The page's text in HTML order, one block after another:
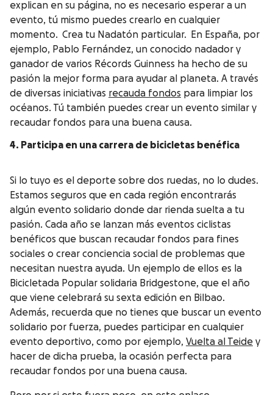
explican en su página, no es necesario esperar a un
evento, tú mismo puedes crearlo en cualquier
momento. Crea tu Nadatón particular. En España, por
ejemplo, Pablo Fernández, un conocido nadador y
ganador de varios Récords Guinness ha hecho de su
pasión la mejor forma para ayudar al planeta. A través
de diversas iniciativas recauda fondos para limpiar los
océanos. Tú también puedes crear un evento similar y
recaudar fondos para una buena causa.
4. Participa en una carrera de bicicletas benéfica
Si lo tuyo es el deporte sobre dos ruedas, no lo dudes.
Estamos seguros que en cada región encontrarás
algún evento solidario donde dar rienda suelta a tu
pasión. Cada año se lanzan más eventos ciclistas
benéficos que buscan recaudar fondos para fines
sociales o crear conciencia social de problemas que
necesitan nuestra ayuda. Un ejemplo de ellos es la
Bicicletada Popular solidaria Bridgestone, que el año
que viene celebrará su sexta edición en Bilbao.
Además, recuerda que no tienes que buscar un evento
solidario por fuerza, puedes participar en cualquier
evento deportivo, como por ejemplo, Vuelta al Teide y
hacer de dicha prueba, la ocasión perfecta para
recaudar fondos por una buena causa.